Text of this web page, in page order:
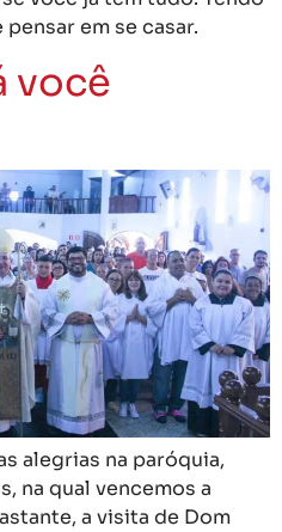
em se casar.
você
alegrias na paróquia,
na qual vencemos a
a visita de Dom